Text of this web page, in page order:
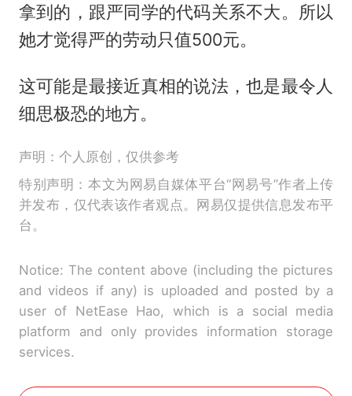
拿到的，跟严同学的代码关系不大。所以
她才觉得严的劳动只值500元。
这可能是最接近真相的说法，也是最令人
细思极恐的地方。
声明：个人原创，仅供参考
特别声明：本文为网易自媒体平台“网易号”作者上传
并发布，仅代表该作者观点。网易仅提供信息发布平
台。
Notice: The content above (including the pictures
and videos if any) is uploaded and posted by a
user of NetEase Hao, which is a social media
platform and only provides information storage
services.